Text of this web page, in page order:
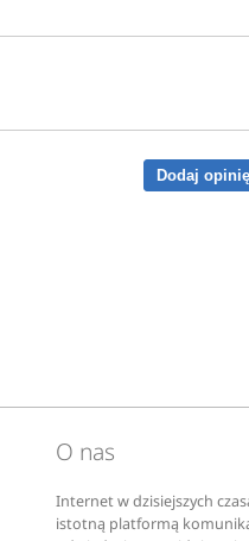
Dodaj opinię
O nas
Internet w dzisiejszych
istotną platformą